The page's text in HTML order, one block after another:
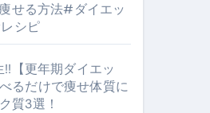
せる方法#ダイエッ
シピ
!!【更年期ダイエッ
るだけで痩せ体質に
質3選！